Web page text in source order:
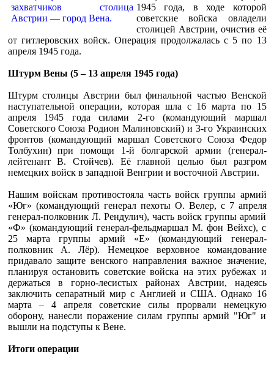
1945 года, в ходе которой
советские войска овладели
столицей Австрии, очистив её
от гитлеровских войск. Операция продолжалась с 5 по 13
апреля 1945 года.
Штурм Вены (5 – 13 апреля 1945 года)
Штурм столицы Австрии был финальной частью Венской
наступательной операции, которая шла с 16 марта по 15
апреля 1945 года силами 2-го (командующий маршал
Советского Союза Родион Малиновский) и 3-го Украинских
фронтов (командующий маршал Советского Союза Федор
Толбухин) при помощи 1-й болгарской армии (генерал-
лейтенант В. Стойчев). Её главной целью был разгром
немецких войск в западной Венгрии и восточной Австрии.
Нашим войскам противостояла часть войск группы армий
«Юг» (командующий генерал пехоты О. Велер, с 7 апреля
генерал-полковник Л. Рендулич), часть войск группы армий
«Ф» (командующий генерал-фельдмаршал М. фон Вейхс), с
25 марта группы армий «Е» (командующий генерал-
полковник А. Лёр). Немецкое верховное командование
придавало защите венского направления важное значение,
планируя остановить советские войска на этих рубежах и
держаться в горно-лесистых районах Австрии, надеясь
заключить сепаратный мир с Англией и США. Однако 16
марта – 4 апреля советские силы прорвали немецкую
оборону, нанесли поражение силам группы армий "Юг" и
вышли на подступы к Вене.
Итоги операции